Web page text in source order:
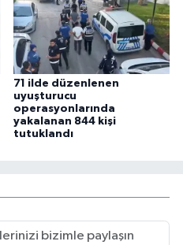
71 ilde düzenlenen
uyuşturucu
operasyonlarında
yakalanan 844 kişi
tutuklandı